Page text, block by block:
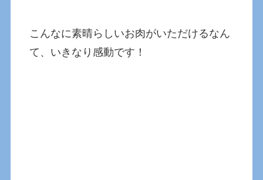
こんなに素晴らしいお肉がいただけるなん
て、いきなり感動です！